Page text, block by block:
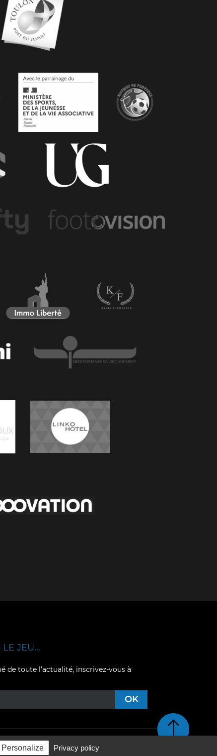
JEU...
de toute l'actualité, inscrivez-vous à
Retour en haut de page
Personalize Privacy policy